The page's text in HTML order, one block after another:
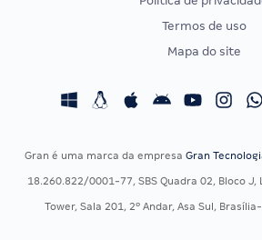
CONCURSOS POR PROFISSÃO
Concursos Fiscais
Concursos Saúde
EXAME
Termos de uso
Mapa do site
Gran é uma marca da empresa Gran
18.260.822/0001-77, SBS Quadra 02, Bloco
Tower, Sala 201, 2º Andar, Asa Sul,